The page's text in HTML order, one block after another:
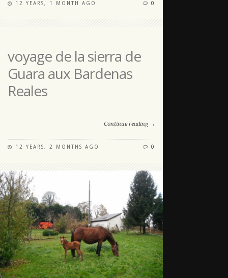
12 YEARS, 1 MONTH AGO 0
voyage de la sierra de
Guara aux Bardenas
Reales
Continue reading →
12 YEARS, 2 MONTHS AGO 0